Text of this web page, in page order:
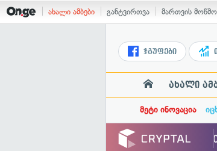
ახალი ამბები განტვირთვა მართვის
ჯგუფები
ახალი
მეტი ინოვაცია